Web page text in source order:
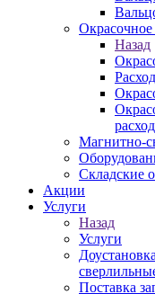
Окрасочное
Назад
Магнитно-
Складские
Акции
Услуги
Назад
Услуги
Поставка